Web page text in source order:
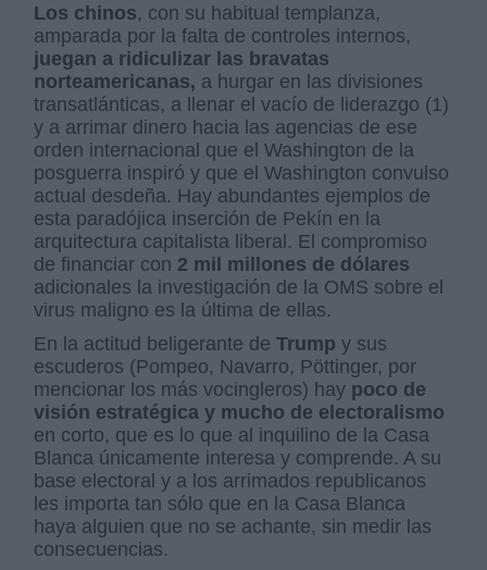
Los chinos, con su habitual templanza,
amparada por la falta de controles internos,
juegan a ridiculizar las bravatas
norteamericanas, a hurgar en las divisiones
transatlánticas, a llenar el vacío de liderazgo (1)
y a arrimar dinero hacia las agencias de ese
orden internacional que el Washington de la
posguerra inspiró y que el Washington convulso
actual desdeña. Hay abundantes ejemplos de
esta paradójica inserción de Pekín en la
arquitectura capitalista liberal. El compromiso
de financiar con 2 mil millones de dólares
adicionales la investigación de la OMS sobre el
virus maligno es la última de ellas.
En la actitud beligerante deTrump y sus
escuderos (Pompeo, Navarro, Pöttinger, por
mencionar los más vocingleros) hay poco de
visión estratégica y mucho de electoralismo
en corto, que es lo que al inquilino de la Casa
Blanca únicamente interesa y comprende. A su
base electoral y a los arrimados republicanos
les importa tan sólo que en la Casa Blanca
haya alguien que no se achante, sin medir las
consecuencias.